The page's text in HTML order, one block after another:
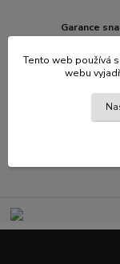
Garance
Doprava
Při nákupu
Tento web používá
webu